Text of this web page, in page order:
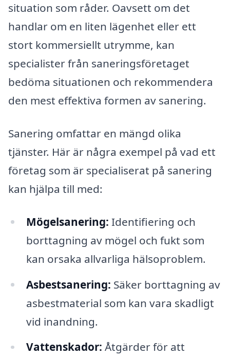
situation som råder. Oavsett om det
handlar om en liten lägenhet eller ett
stort kommersiellt utrymme, kan
specialister från saneringsföretaget
bedöma situationen och rekommendera
den mest effektiva formen av sanering.
Sanering omfattar en mängd olika
tjänster. Här är några exempel på vad ett
företag som är specialiserat på sanering
kan hjälpa till med:
Mögelsanering: Identifiering och
borttagning av mögel och fukt som
kan orsaka allvarliga hälsoproblem.
Asbestsanering: Säker borttagning av
asbestmaterial som kan vara skadligt
vid inandning.
Vattenskador: Åtgärder för att